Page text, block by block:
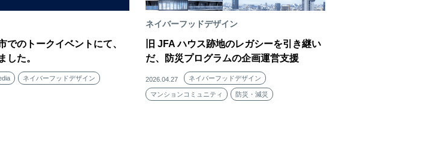
でのトークイベントにて、
した。
ネイバーフッドデザイン
ネイバーフッドデザイン
旧 JFA ハウス跡地のレガシーを引き継い
だ、防災プログラムの企画運営支援
2026.04.27 ネイバーフッドデザイン
マンションコミュニティ 防災・減災